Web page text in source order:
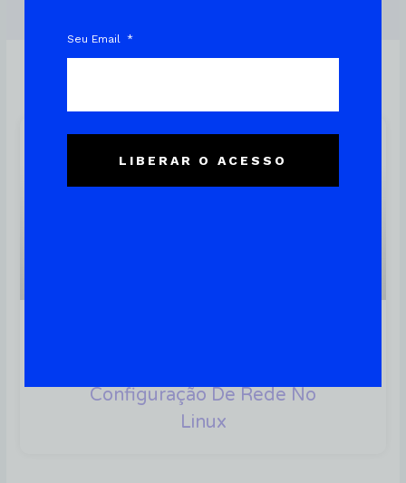
Configuração De Rede No
Linux
Seu Email
LIBERAR O ACESSO